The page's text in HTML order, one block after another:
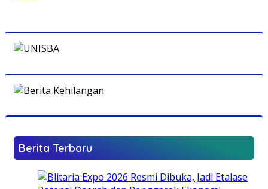
Berita Terbaru